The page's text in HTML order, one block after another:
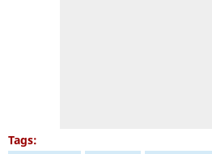
Tags: